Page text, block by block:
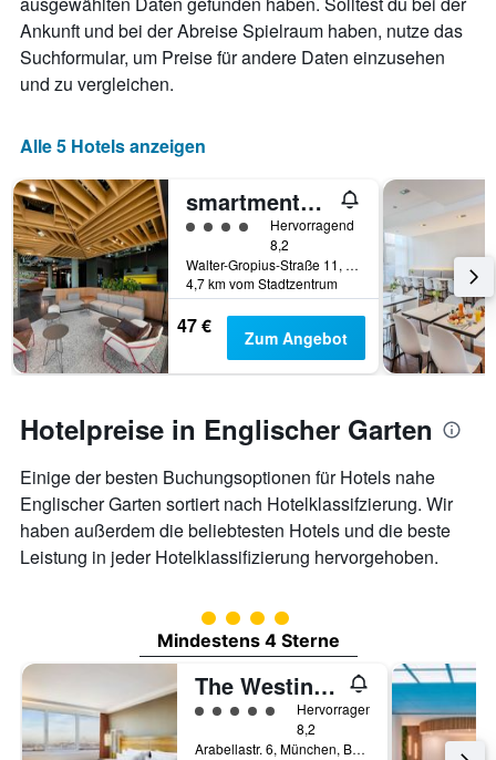
die
die
Wochentage
anzeigt.
hat
Y-
Achse,
die
den
durchschnittlichen
Zimmerpreis
anzeigt.
Ankunft und bei der Abreise Spielraum haben, nutze das
Suchformular, um Preise für andere Daten einzusehen
und zu vergleichen.
Alle 5 Hotels anzeigen
smartments München Parkstadt Schwabing
Bewertungskategorie 4
Hervorragend
8,2
Walter-Gropius-Straße 11, München, Bayern, Deutschland
4,7 km vom Stadtzentrum
47 € Zum Angebot
Hotelpreise in Englischer Garten
Einige der besten Buchungsoptionen für Hotels nahe
Englischer Garten sortiert nach Hotelklassifzierung. Wir
haben außerdem die beliebtesten Hotels und die beste
Leistung in jeder Hotelklassifizierung hervorgehoben.
Bewertungskategorie 4
Mindestens 4 Sterne
The Westin Grand Munich
Bewertungskategorie 5
Hervorragend
8,2
Arabellastr. 6, München, Bayern, Deutschland